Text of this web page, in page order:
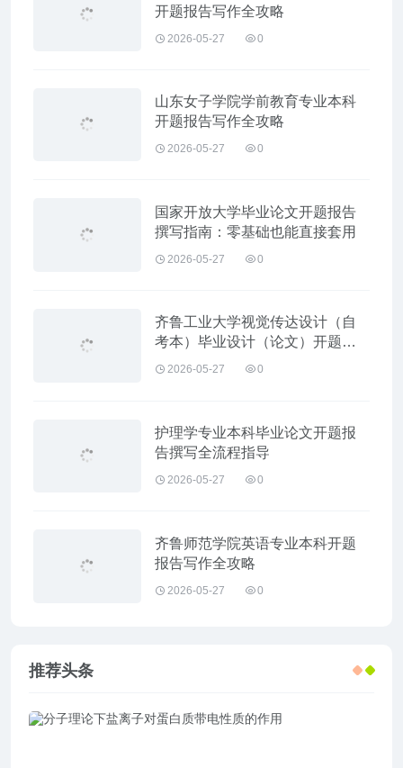
开题报告写作全攻略
2026-05-27 0
山东女子学院学前教育专业本科
开题报告写作全攻略
2026-05-27 0
国家开放大学毕业论文开题报告
撰写指南：零基础也能直接套用
2026-05-27 0
齐鲁工业大学视觉传达设计（自
考本）毕业设计（论文）开题报
告模板
2026-05-27 0
护理学专业本科毕业论文开题报
告撰写全流程指导
2026-05-27 0
齐鲁师范学院英语专业本科开题
报告写作全攻略
2026-05-27 0
推荐头条